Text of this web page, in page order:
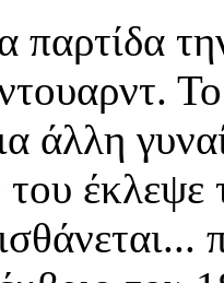
άλλη
έκλεψε